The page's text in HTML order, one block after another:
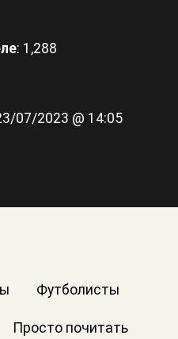
: 1,288
07/2023 @ 14:05
Футболисты
Просто почитать